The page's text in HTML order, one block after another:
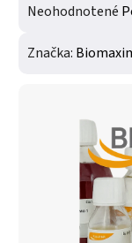
Priemerné
Neohodnotené
Značka: